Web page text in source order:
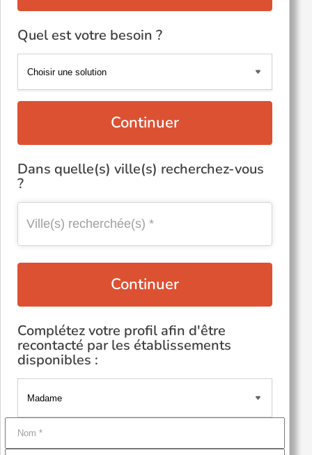
Quel est votre besoin ?
Continuer
Dans quelle(s) ville(s) recherchez-vous
?
Continuer
Complétez votre profil afin d'être
recontacté par les établissements
disponibles :